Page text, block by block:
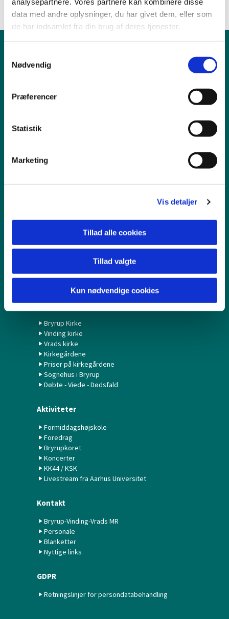
data med andre oplysninger, du har givet dem, eller som
de har indsamlet fra din brug af deres tjenester.
Nødvendig
Præferencer
Statistik
Marketing
Vis detaljer
Tillad alle cookies
Tillad valgte
Kun nødvendige cookies
Babysalmesang
Minikonfirmander
Navneændring
Bortkomne attester
Kalender
Formiddagshøjskole
Sang og fortælling på Birkebo
Om kirkerne
Bryrup Kirke
Vinding kirke
Vrads kirke
Kirkegårdene
Priser på kirkegårdene
Sognehus i Bryrup
Døbte - Viede - Dødsfald
Aktiviteter
Formiddagshøjskole
Foredrag
Bryrupkoret
Koncerter
KK44 / KSK
Livestream fra Aarhus Universitet
Kontakt
Bryrup-Vinding-Vrads MR
Personale
Blanketter
Nyttige links
GDPR
Retningslinjer for persondatabehandling